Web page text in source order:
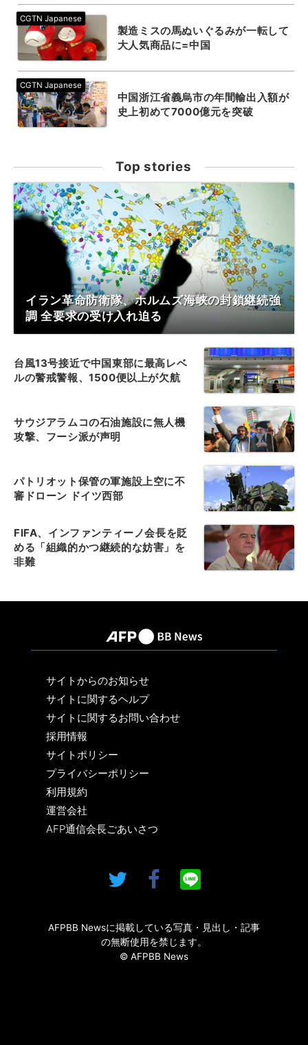
製造ミスの馬ぬいぐるみが一転して
大人気商品に=中国
中国浙江省義烏市の年間輸出入額が
史上初めて7000億元を突破
Top stories
イラン革命防衛隊、ホルムズ海峡の封鎖継続強
調 全要求の受け入れ迫る
台風13号接近で中国東部に最高レベ
ルの警戒警報、1500便以上が欠航
サウジアラムコの石油施設に無人機
攻撃、フーシ派が声明
パトリオット保管の軍施設上空に不
審ドローン ドイツ西部
FIFA、インファンティーノ会長を貶
める「組織的かつ継続的な妨害」を
非難
サイトからのお知らせ
サイトに関するヘルプ
サイトに関するお問い合わせ
採用情報
サイトポリシー
プライバシーポリシー
利用規約
運営会社
AFP通信会長ごあいさつ
AFPBB Newsに掲載している写真・見出し・記事
の無断使用を禁じます。
© AFPBB News